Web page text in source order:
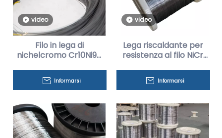
video
Filo in lega di
nichelcromo Cr10Ni90
riscaldatori
Informarsi
video
Lega riscaldante per
resistenza al filo NiCr
temperature
Informarsi